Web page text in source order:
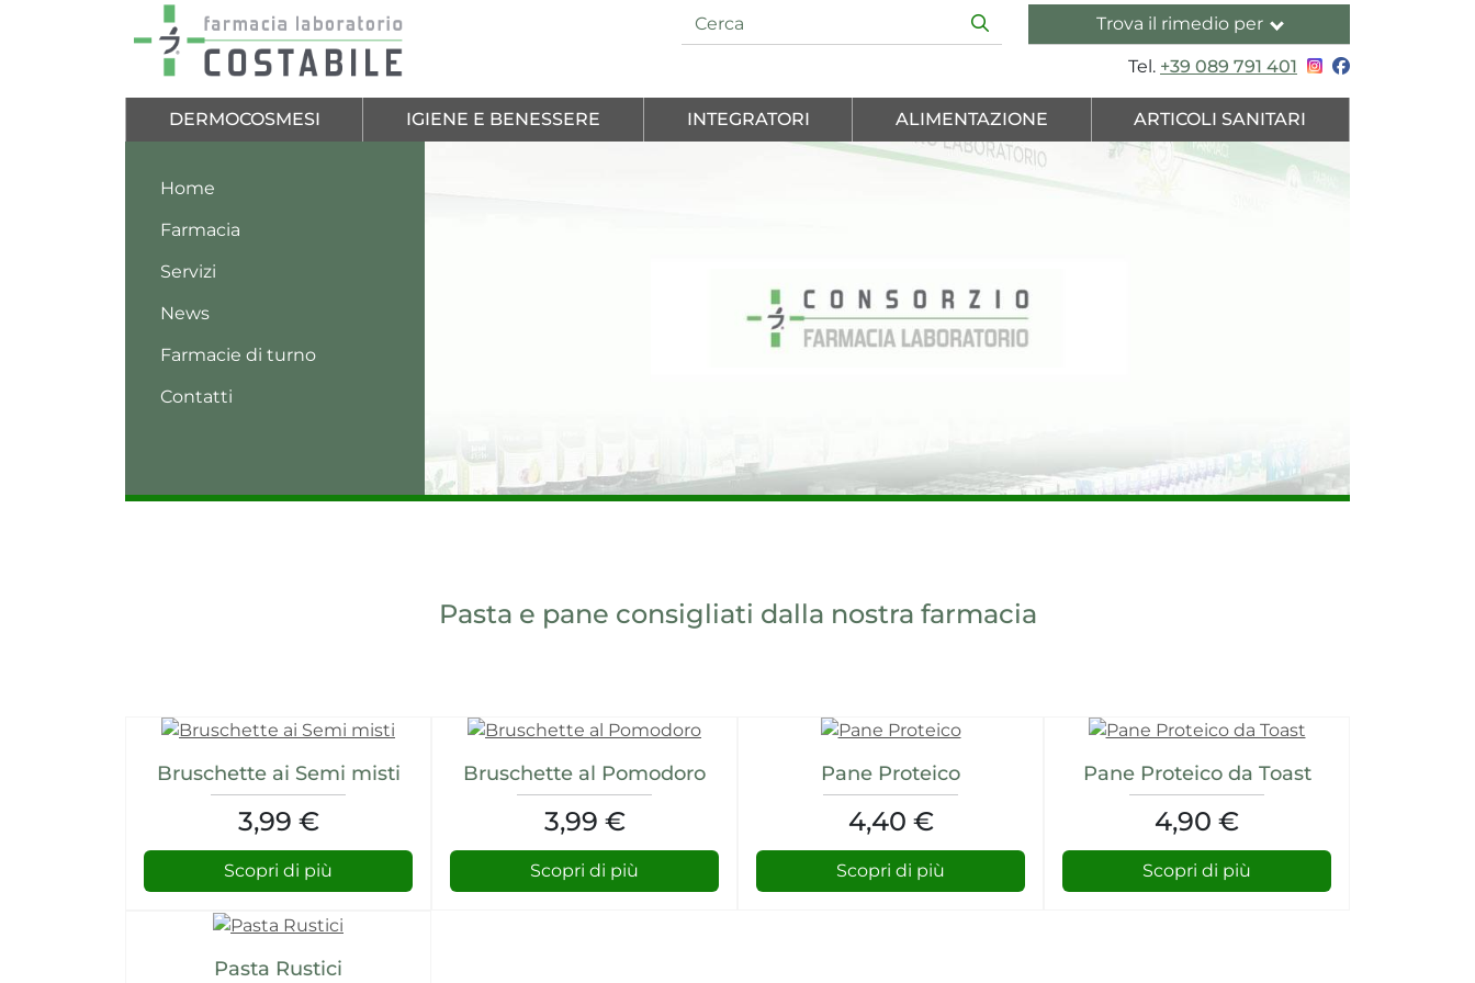
Salta al contenuto principale
Trova il rimedio per
Tel. +39 089 791 401
DERMOCOSMESI IGIENE E BENESSERE INTEGRATORI ALIMENTAZIONE ARTICOLI SANITARI
Home
Farmacia
Servizi
News
Farmacie di turno
Contatti
Pasta e pane consigliati dalla nostra farmacia
Bruschette ai Semi misti
3,99 €
Scopri di più
Bruschette al Pomodoro
3,99 €
Scopri di più
Pane Proteico
4,40 €
Scopri di più
Pane Proteico da Toast
4,90 €
Scopri di più
Pasta Rustici